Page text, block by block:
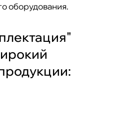
оборудования.